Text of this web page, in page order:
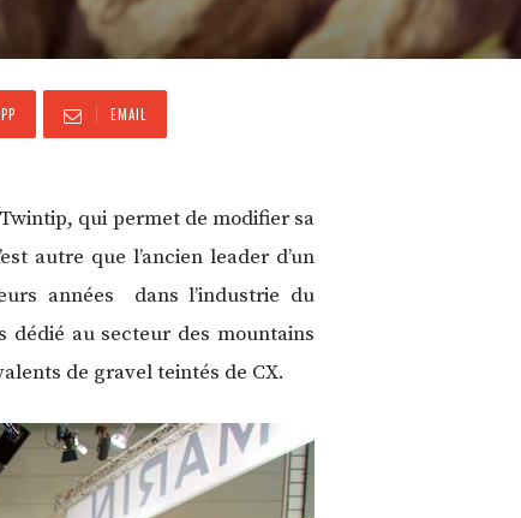
EMAIL
qui permet de modifier sa
autre que l’ancien leader d’un
années dans l’industrie du
au secteur des mountains
de gravel teintés de CX.